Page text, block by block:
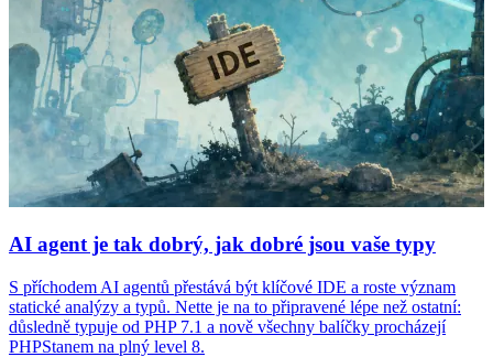
AI agent je tak dobrý, jak dobré jsou vaše typy
S příchodem AI agentů přestává být klíčové IDE a roste význam
statické analýzy a typů. Nette je na to připravené lépe než ostatní:
důsledně typuje od PHP 7.1 a nově všechny balíčky procházejí
PHPStanem na plný level 8.